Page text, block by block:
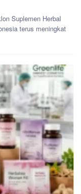
Suplemen Herbal
terus meningkat